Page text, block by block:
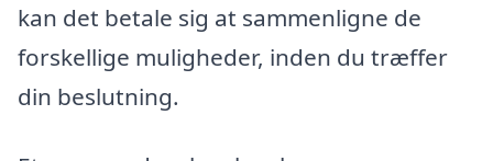
kan det betale sig at sammenligne de
forskellige muligheder, inden du træffer
din beslutning.